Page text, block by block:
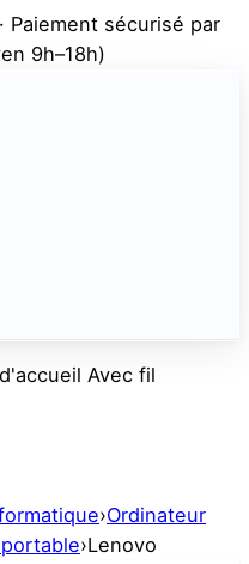
Paiement sécurisé par
9h–18h)
Avec fil
›Ordinateur
›Lenovo